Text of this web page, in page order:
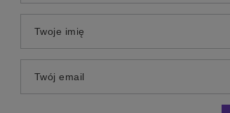
Twoje imię
Twój email